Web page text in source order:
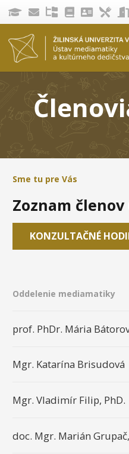
Sme tu pre Vás
Zoznam
KONZULTAČNÉ
Oddelenie mediamatiky
prof. PhDr. Mária
Mgr. Katarína Brisudová
Mgr. Vladimír Filip, PhD.
doc. Mgr. Marián